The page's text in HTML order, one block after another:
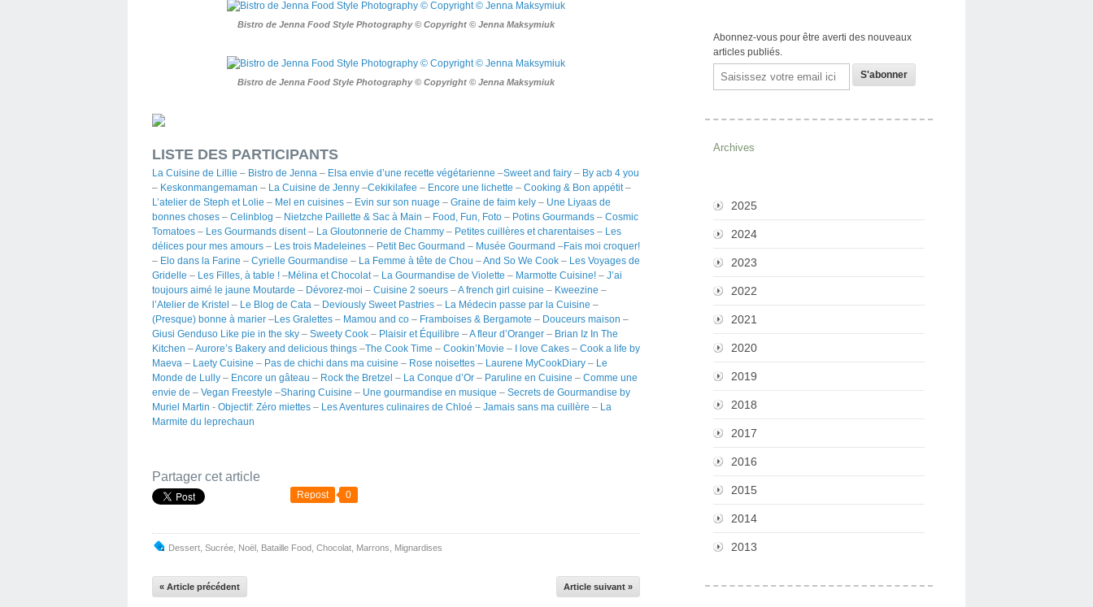
Bistro de Jenna Food Style Photography © Copyright © Jenna Maksymiuk
Bistro de Jenna Food Style Photography © Copyright © Jenna Maksymiuk
LISTE DES PARTICIPANTS
La Cuisine de Lillie – Bistro de Jenna – Elsa envie d’une recette végétarienne –Sweet and fairy – By acb 4 you
– Keskonmangemaman – La Cuisine de Jenny –Cekikilafee – Encore une lichette – Cooking & Bon appétit–
L’atelier de Steph et Lolie – Mel en cuisines – Evin sur son nuage – Graine de faim kely – Une Liyaas de
bonnes choses – Celinblog – Nietzche Paillette & Sac à Main – Food, Fun, Foto – Potins Gourmands – Cosmic
Tomatoes – Les Gourmands disent– La Gloutonnerie de Chammy – Petites cuillères et charentaises – Les
délices pour mes amours – Les trois Madeleines – Petit Bec Gourmand – Musée Gourmand –Fais moi croquer!
– Elo dans la Farine – Cyrielle Gourmandise – La Femme à tête de Chou –And So We Cook – Les Voyages de
Gridelle – Les Filles, à table ! –Mélina et Chocolat– La Gourmandise de Violette – Marmotte Cuisine! – J’ai
toujours aimé le jaune Moutarde – Dévorez-moi – Cuisine 2 soeurs –A french girl cuisine – Kweezine –
l’Atelier de Kristel – Le Blog de Cata – Deviously Sweet Pastries – La Médecin passe par la Cuisine –
(Presque) bonne à marier –Les Gralettes – Mamou and co – Framboises & Bergamote – Douceurs maison –
Giusi Genduso Like pie in the sky – Sweety Cook – Plaisir et Équilibre –A fleur d’Oranger – Brian Iz In The
Kitchen –Aurore’s Bakery and delicious things –The Cook Time – Cookin’Movie – I love Cakes – Cook a life by
Maeva – Laety Cuisine – Pas de chichi dans ma cuisine – Rose noisettes – Laurene MyCookDiary – Le
Monde de Lully – Encore un gâteau – Rock the Bretzel – La Conque d’Or – Paruline en Cuisine – Comme une
envie de – Vegan Freestyle –Sharing Cuisine – Une gourmandise en musique – Secrets de Gourmandise by
Muriel Martin - Objectif: Zéro miettes – Les Aventures culinaires de Chloé – Jamais sans ma cuillère – La
Marmite du leprechaun
Partager cet article
Repost 0
Dessert Sucrée Noël Bataille Food Chocolat Marrons Mignardises
« Article précédent Article suivant »
Abonnez-vous pour être averti des nouveaux
articles publiés.
Email
Archives
2025
2024
2023
2022
2021
2020
2019
2018
2017
2016
2015
2014
2013